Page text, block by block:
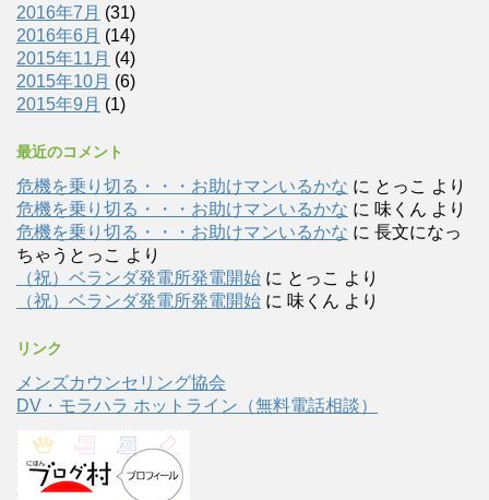
2016年7月 (31)
2016年6月 (14)
2015年11月 (4)
2015年10月 (6)
2015年9月 (1)
最近のコメント
危機を乗り切る・・・お助けマンいるかな に とっこ より
危機を乗り切る・・・お助けマンいるかな に 味くん より
危機を乗り切る・・・お助けマンいるかな に 長文になっ
ちゃうとっこ より
（祝）ベランダ発電所発電開始 に とっこ より
（祝）ベランダ発電所発電開始 に 味くん より
リンク
メンズカウンセリング協会
DV・モラハラ ホットライン（無料電話相談）